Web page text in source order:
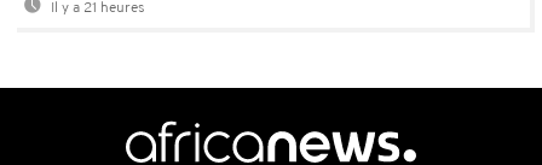
Il y a 21 heures